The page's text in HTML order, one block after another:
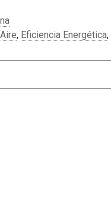
, Eficiencia Energética,